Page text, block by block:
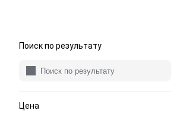
Поиск по результату
Цена